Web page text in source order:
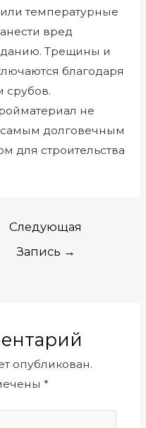
температурные
вред
Трещины и
благодаря
срубов.
не
самым долговечным
для строительства
Следующая
Запись →
опубликован.
*